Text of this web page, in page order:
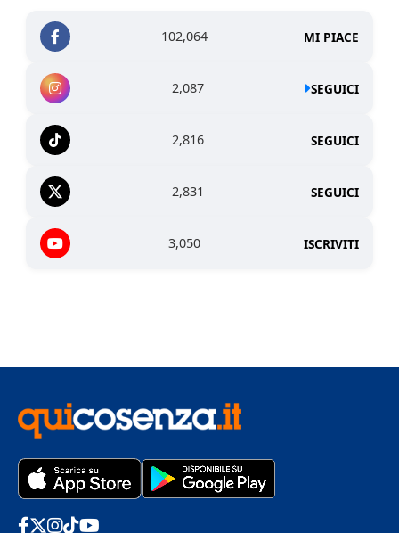
102,064 MI PIACE
2,087 SEGUICI
2,816 SEGUICI
2,831 SEGUICI
3,050 ISCRIVITI